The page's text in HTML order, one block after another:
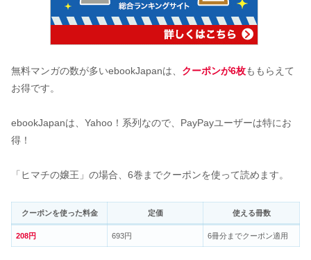
無料マンガの数が多いebookJapanは、 クーポンが6枚ももらえて
お得です。
ebookJapanは、Yahoo！系列なので、PayPayユーザーは特にお
得！
「ヒマチの嬢王」の場合、6巻までクーポンを使って読めます。
クーポンを使った料金 定価 使える冊数
208円 693円 6冊分までクーポン適用